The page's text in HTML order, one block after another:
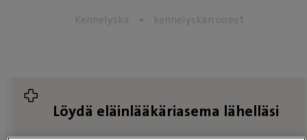
Kennelyskä kennelyskän oireet
Löydä eläinlääkäriasema lähelläsi